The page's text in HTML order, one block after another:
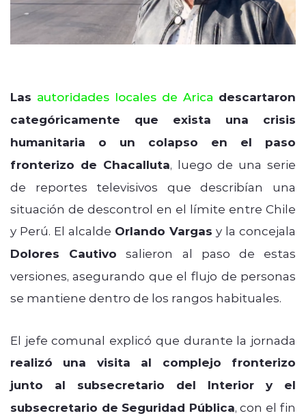
Las autoridades locales de Arica descartaron
categóricamente que exista una crisis
humanitaria o un colapso en el paso
fronterizo de Chacalluta, luego de una serie
de reportes televisivos que describían una
situación de descontrol en el límite entre Chile
y Perú. El alcalde Orlando Vargas y la concejala
Dolores Cautivo salieron al paso de estas
versiones, asegurando que el flujo de personas
se mantiene dentro de los rangos habituales.
El jefe comunal explicó que durante la jornada
realizó una visita al complejo fronterizo
junto al subsecretario del Interior y el
subsecretario de Seguridad Pública, con el fin